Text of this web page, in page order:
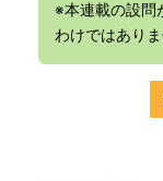
※本連載の設問
わけではありま